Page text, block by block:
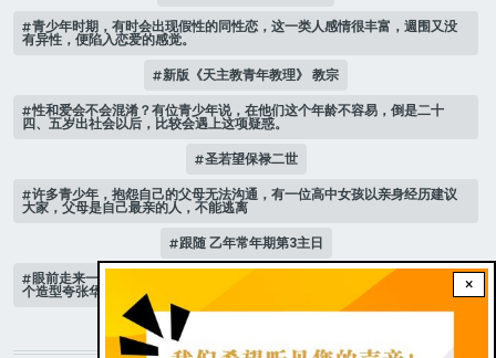
×
青少年时期，有时会出现假性的同性恋，这一类人感情很丰富，週围又没
有异性，便陷入恋爱的感觉。
新版《天主教青年教理》 教宗
性和爱会不会混淆？有位青少年说，在他们这个年龄不容易，倒是二十
四、五岁出社会以后，比较会遇上这项疑惑。
圣若望保禄二世
许多青少年，抱怨自己的父母无法沟通，有一位高中女孩以亲身经历建议
大家，父母是自己最亲的人，不能逃离
跟随 乙年常年期第3主日
眼前走来一位魔女，可爱的妖媚中带点邪恶，身上穿著宫廷的小丑服，整
个造型夸张华丽，非常特殊。
STAY CONNECTED WITH US!